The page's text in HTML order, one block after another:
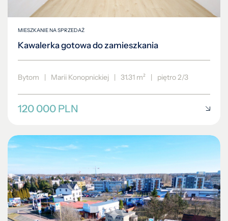
MIESZKANIE NA SPRZEDAŻ
Kawalerka gotowa do zamieszkania
Bytom | Marii Konopnickiej | 31.31 m² | piętro 2/3
120 000 PLN